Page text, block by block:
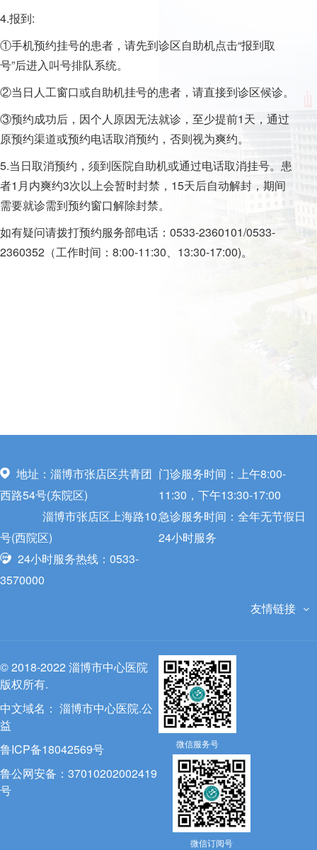
4.报到:
①手机预约挂号的患者，请先到诊区自助机点击“报到取
号”后进入叫号排队系统。
②当日人工窗口或自助机挂号的患者，请直接到诊区候诊。
③预约成功后，因个人原因无法就诊，至少提前1天，通过
原预约渠道或预约电话取消预约，否则视为爽约。
5.当日取消预约，须到医院自助机或通过电话取消挂号。患
者1月内爽约3次以上会暂时封禁，15天后自动解封，期间
需要就诊需到预约窗口解除封禁。
如有疑问请拨打预约服务部电话：0533-2360101/0533-
2360352（工作时间：8:00-11:30、13:30-17:00)。
地址：淄博市张店区共青团
西路54号(东院区)
淄博市张店区上海路10
号(西院区)
24小时服务热线：0533-
3570000
门诊服务时间：上午8:00-
11:30，下午13:30-17:00
急诊服务时间：全年无节假日
24小时服务
友情链接
© 2018-2022 淄博市中心医院
版权所有.
中文域名： 淄博市中心医院.公
益
鲁ICP备18042569号
鲁公网安备：37010202002419
号
微信服务号
微信订阅号